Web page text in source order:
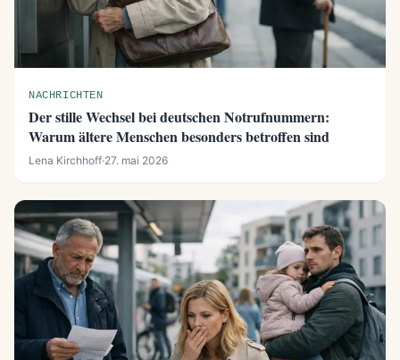
NACHRICHTEN
Der stille Wechsel bei deutschen Notrufnummern:
Warum ältere Menschen besonders betroffen sind
Lena Kirchhoff·27. mai 2026